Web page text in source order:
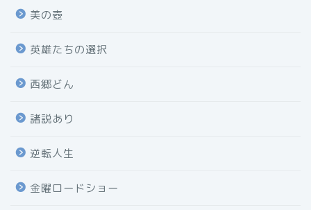
美の壺
英雄たちの選択
西郷どん
諸説あり
逆転人生
金曜ロードショー